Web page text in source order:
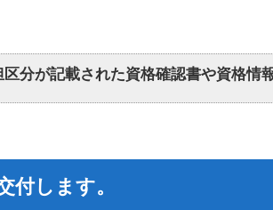
区分が記載された資格確認書や資格情
付します。